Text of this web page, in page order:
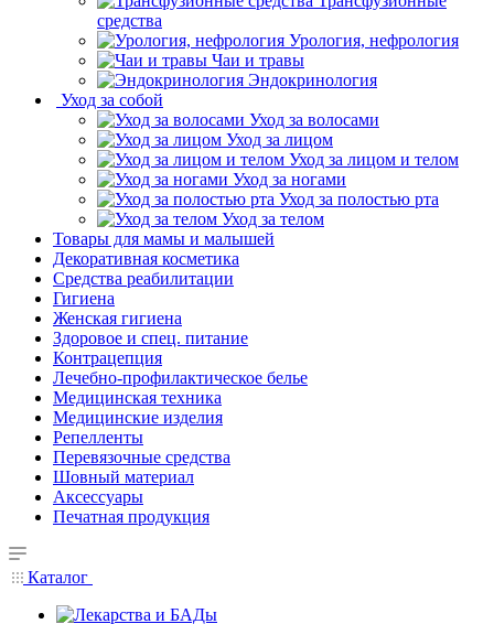
средства
Урология, нефрология
Чаи и травы
Эндокринология
Уход за собой
Уход за волосами
Уход за лицом
Уход за лицом и телом
Уход за ногами
Уход за полостью рта
Уход за телом
Товары для мамы и малышей
Декоративная косметика
Средства реабилитации
Гигиена
Женская гигиена
Здоровое и спец. питание
Контрацепция
Лечебно-профилактическое белье
Медицинская техника
Медицинские изделия
Репелленты
Перевязочные средства
Шовный материал
Аксессуары
Печатная продукция
Каталог